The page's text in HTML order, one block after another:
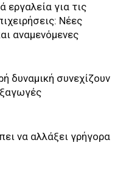
εργαλεία για τις
Νέες
αναμενόμενες
δυναμική συνεχίζουν
να αλλάξει γρήγορα